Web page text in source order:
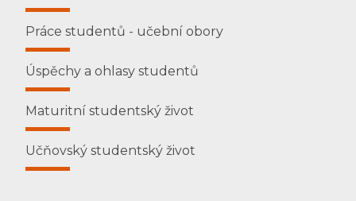
Práce studentů - učební obory
Úspěchy a ohlasy studentů
Maturitní studentský život
Učňovský studentský život